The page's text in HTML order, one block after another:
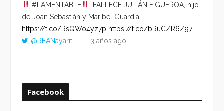
#LAMENTABLE
| FALLECE JULIÁN FIGUEROA, hijo
de Joan Sebastián y Maribel Guardia.
https://t.co/RsQWo4yz7p https://t.co/bRuCZR6Z97
@REANayarit
3 años ago
Facebook